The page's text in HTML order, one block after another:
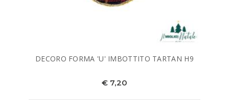
DECORO FORMA 'U' IMBOTTITO TARTAN H9
€ 7,20